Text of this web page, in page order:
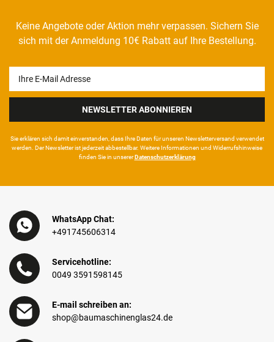
Keine Angebote oder Aktion mehr verpassen. Sichern Sie
sich mit der Anmeldung 10€ Rabatt auf Ihre Bestellung.
Honig
NEWSLETTER ABONNIEREN
Sie erklären sich damit ein­ver­standen, dass Ihre Da­ten für unseren News­letter­versand ver­wen­det
werden. Der News­letter ist jeder­zeit ab­bestel­lbar. Weitere Infor­mationen und Wider­rufshin­weise
finden Sie in unserer Daten­schutz­erklärung
WhatsApp Chat:
+491745606314
Servicehotline:
0049 3591598145
E-mail schreiben an:
shop@baumaschinenglas24.de